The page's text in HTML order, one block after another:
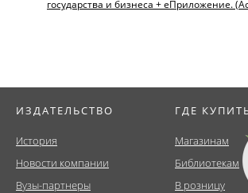
государства и бизнеса + еПриложение.
ИЗДАТЕЛЬСТВО
История
Новости компании
Вузы-партнеры
ГДЕ
Магазинам
Библиотекам
В розницу